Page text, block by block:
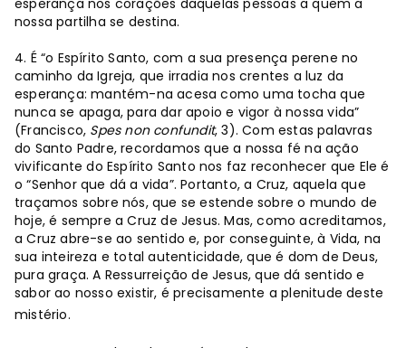
esperança nos corações daquelas pessoas a quem a
nossa partilha se destina.
4. É “o Espírito Santo, com a sua presença perene no
caminho da Igreja, que irradia nos crentes a luz da
esperança: mantém-na acesa como uma tocha que
nunca se apaga, para dar apoio e vigor à nossa vida”
(Francisco, Spes non confundit, 3). Com estas palavras
do Santo Padre, recordamos que a nossa fé na ação
vivificante do Espírito Santo nos faz reconhecer que Ele é
o “Senhor que dá a vida”. Portanto, a Cruz, aquela que
traçamos sobre nós, que se estende sobre o mundo de
hoje, é sempre a Cruz de Jesus. Mas, como acreditamos,
a Cruz abre-se ao sentido e, por conseguinte, à Vida, na
sua inteireza e total autenticidade, que é dom de Deus,
pura graça. A Ressurreição de Jesus, que dá sentido e
sabor ao nosso existir, é precisamente a plenitude deste
mistério.